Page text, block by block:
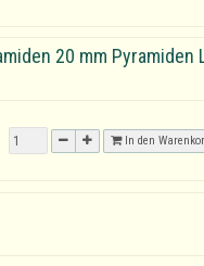
20 mm Pyramiden
In den